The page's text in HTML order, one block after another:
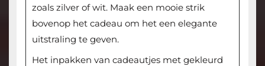
zoals zilver of wit. Maak een mooie strik
bovenop het cadeau om het een elegante
uitstraling te geven.
Het inpakken van cadeautjes met gekleurd